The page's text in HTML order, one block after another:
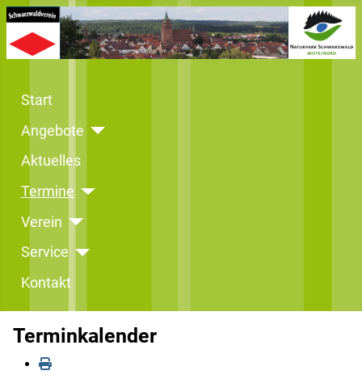
Start
Angebote
Aktuelles
Termine
Verein
Service
Kontakt
Terminkalender